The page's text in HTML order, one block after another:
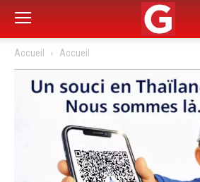
Accueil Accueil